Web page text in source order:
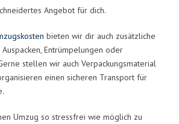
Angebot für dich.
bieten wir dir auch zusätzliche
Entrümpelungen oder
stellen wir auch Verpackungsmaterial
einen sicheren Transport für
Umzug so stressfrei wie möglich zu